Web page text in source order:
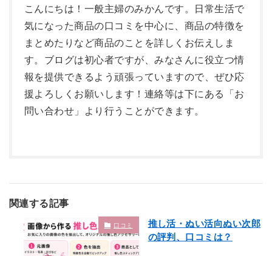
こんにちは！一般主婦のみかんです。日常生活で
気になった商品の口コミを中心に、商品の特徴を
まとめたりなど商品のことを詳しくお伝えしま
す。ブログは初心者ですが、みなさんに役立つ情
報を提供できるよう頑張っていますので、ぜひ応
援よろしくお願いします！連絡等は下にある「お
問い合わせ」より行うことができます。
関連する記事
口コミ
推し活・ぬい活向ぬい次郎
の評判、口コミは？